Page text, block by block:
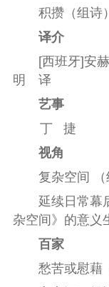
积攒（组诗
译介
[西班牙]安赫
明 译
艺事
丁 捷
视角
复杂空间 （
延续日常幕
杂空间》的意
百家
愁苦或慰藉